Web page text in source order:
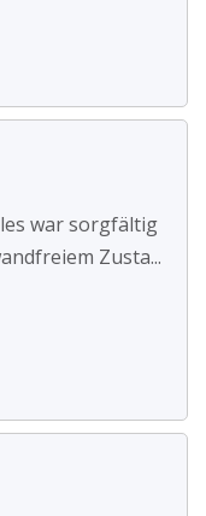
war sorgfältig
Zusta...